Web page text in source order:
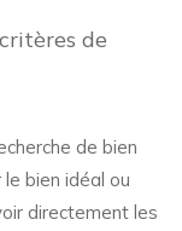
de
de bien
bien idéal ou
directement les